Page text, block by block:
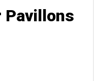
Pavillons